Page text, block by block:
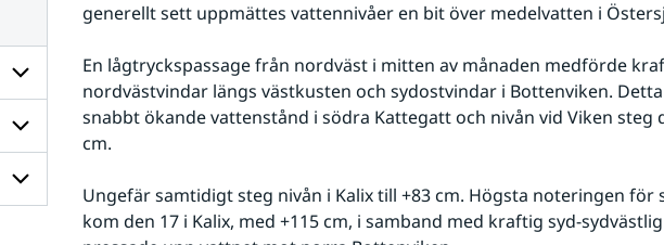
Undersidor
för
Framtidens
klimat
Undersidor
för
Klimatanpassning
Undersidor
generellt sett uppmättes vattennivåer en bit över medelvatten i
En lågtryckspassage från nordväst i mitten av månaden medförde
nordvästvindar längs västkusten och sydostvindar i Bottenviken.
snabbt ökande vattenstånd i södra Kattegatt och nivån vid Viken steg
cm.
Ungefär samtidigt steg nivån i Kalix till +83 cm. Högsta noteringen för
kom den 17 i Kalix, med +115 cm, i samband med kraftig syd-